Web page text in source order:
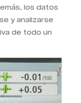
los datos
y analizarse
de todo un